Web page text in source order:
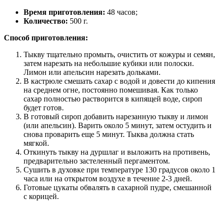
Время приготовления: 48 часов;
Количество: 500 г.
Способ приготовления:
Тыкву тщательно промыть, очистить от кожуры и семян,
затем нарезать на небольшие кубики или полоски.
Лимон или апельсин нарезать дольками.
В кастрюле смешать сахар с водой и довести до кипения
на среднем огне, постоянно помешивая. Как только
сахар полностью растворится в кипящей воде, сироп
будет готов.
В готовый сироп добавить нарезанную тыкву и лимон
(или апельсин). Варить около 5 минут, затем остудить и
снова проварить еще 5 минут. Тыква должна стать
мягкой.
Откинуть тыкву на дуршлаг и выложить на противень,
предварительно застеленный пергаментом.
Сушить в духовке при температуре 130 градусов около 1
часа или на открытом воздухе в течение 2-3 дней.
Готовые цукаты обвалять в сахарной пудре, смешанной
с корицей.